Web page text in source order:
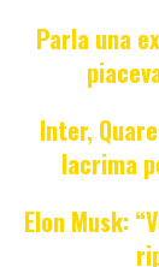
Parla una
Inter,
lacrima
Elon Musk: